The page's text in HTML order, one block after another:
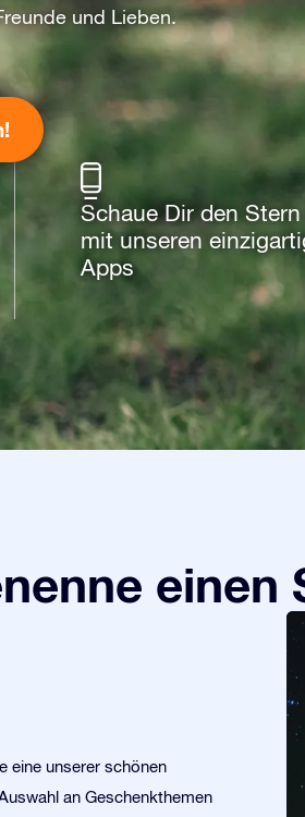
und Lieben.
Schaue Dir den Stern
mit unseren
Apps
einen
eine unserer schönen
an Geschenkthemen